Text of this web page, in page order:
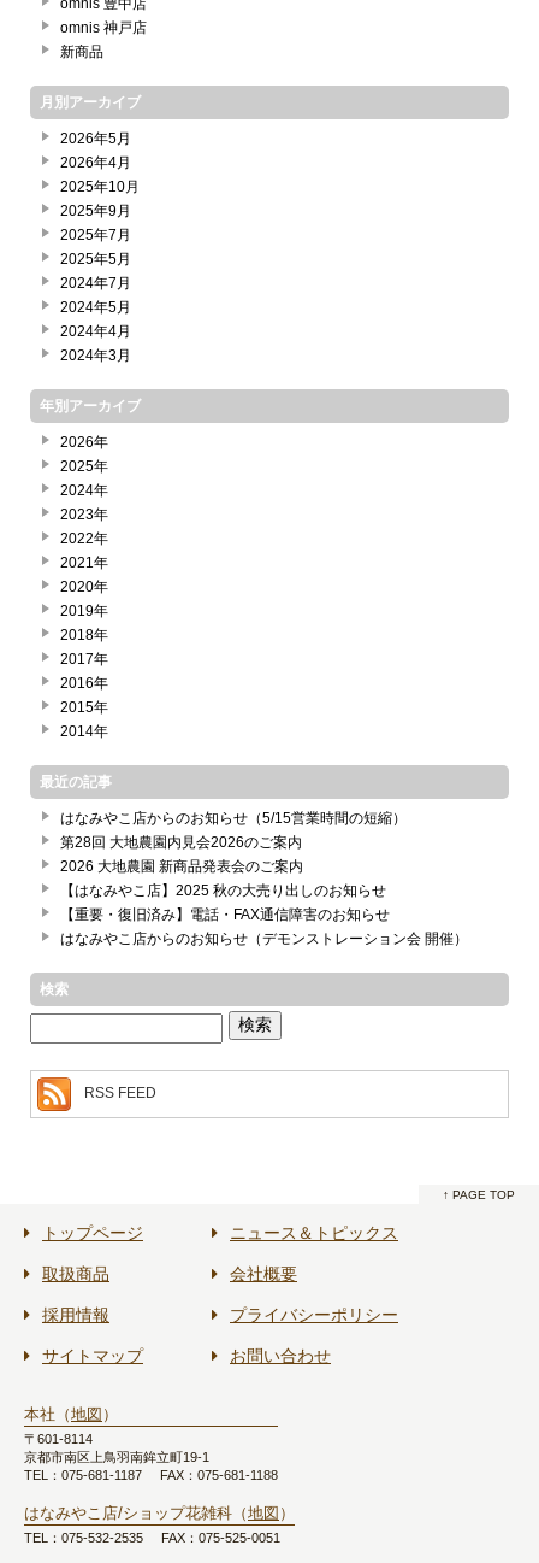
omnis 豊中店
omnis 神戸店
新商品
月別アーカイブ
2026年5月
2026年4月
2025年10月
2025年9月
2025年7月
2025年5月
2024年7月
2024年5月
2024年4月
2024年3月
年別アーカイブ
2026年
2025年
2024年
2023年
2022年
2021年
2020年
2019年
2018年
2017年
2016年
2015年
2014年
最近の記事
はなみやこ店からのお知らせ（5/15営業時間の短縮）
第28回 大地農園内見会2026のご案内
2026 大地農園 新商品発表会のご案内
【はなみやこ店】2025 秋の大売り出しのお知らせ
【重要・復旧済み】電話・FAX通信障害のお知らせ
はなみやこ店からのお知らせ（デモンストレーション会 開催）
検索
RSS FEED
↑ PAGE TOP
トップページ
取扱商品
採用情報
サイトマップ
ニュース＆トピックス
会社概要
プライバシーポリシー
お問い合わせ
本社（地図 ）
〒601-8114
京都市南区上鳥羽南鉾立町19-1
TEL：075-681-1187
FAX：075-681-1188
はなみやこ店/ショップ花雑科（地図 ）
TEL：075-532-2535 FAX：075-525-0051